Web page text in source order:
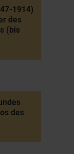
1914)
des
(bis
des